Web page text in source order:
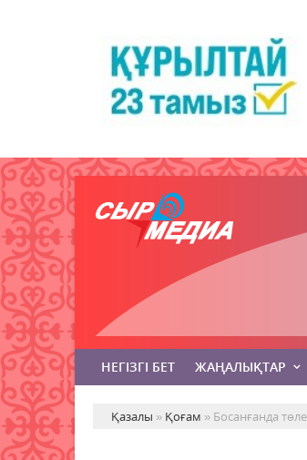
НЕГІЗГІ БЕТ ЖАҢАЛЫҚТАР
Қазалы » Қоғам » Босанғанда